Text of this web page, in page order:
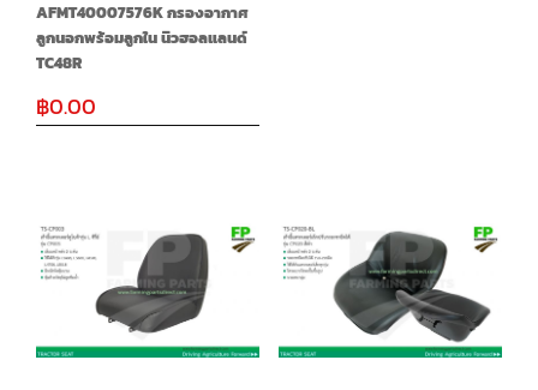
AFMT40007576K กรองอากาศ
ลูกนอกพร้อมลูกใน นิวฮอลแลนด์
TC48R
฿0.00